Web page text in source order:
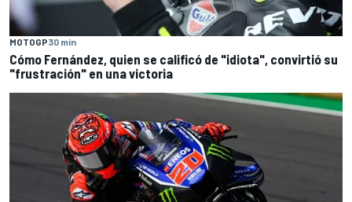
MOTOGP30 min
Cómo Fernández, quien se calificó de "idiota", convirtió su
"frustración" en una victoria